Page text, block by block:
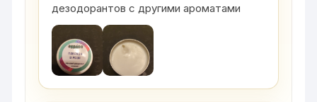
дезодорантов с другими ароматами